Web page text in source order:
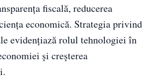
fiscală, reducerea
economică. Strategia privind
evidențiază rolul tehnologiei în
și creșterea